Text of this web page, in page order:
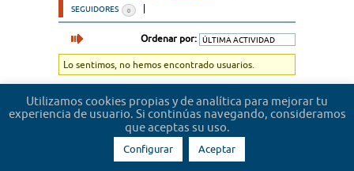
SEGUIDORES 0
Ordenar por:
Lo sentimos, no hemos encontrado usuarios.
Utilizamos cookies propias y de analítica para mejorar tu
experiencia de usuario. Si continúas navegando, consideramos
que aceptas su uso.
Configurar Aceptar